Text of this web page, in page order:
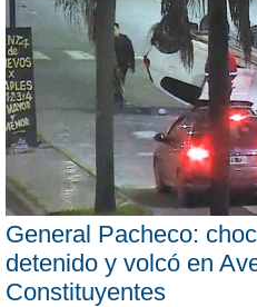
General Pacheco:
detenido y volcó en
Constituyentes